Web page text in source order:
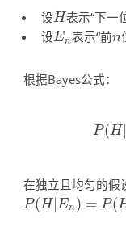
设H
H 表示“下一
设En
En 表示“前n
n
根据Bayes公式：
P(H|
P(
在独立且均匀的假
P(H |En) = P(
P(H|E n)=P H) =1